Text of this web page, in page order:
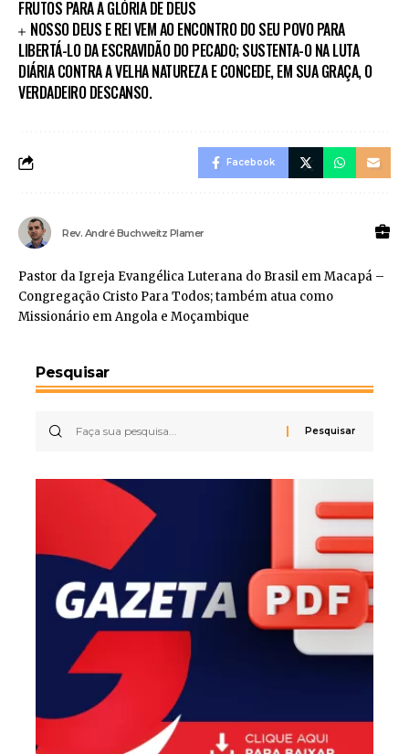
FRUTOS PARA A GLÓRIA DE DEUS
NOSSO DEUS E REI VEM AO ENCONTRO DO SEU POVO PARA
LIBERTÁ-LO DA ESCRAVIDÃO DO PECADO; SUSTENTA-O NA LUTA
DIÁRIA CONTRA A VELHA NATUREZA E CONCEDE, EM SUA GRAÇA, O
VERDADEIRO DESCANSO.
Facebook
Rev. André Buchweitz Plamer
Pastor da Igreja Evangélica Luterana do Brasil em Macapá –
Congregação Cristo Para Todos; também atua como
Missionário em Angola e Moçambique
Pesquisar